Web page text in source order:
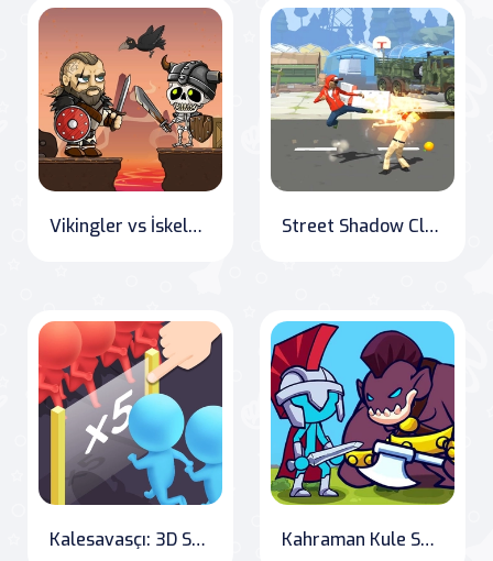
Vikingler vs İskeletler Street Shadow Classic Fighter
Kalesavasçı: 3D Savunma Oyunu Kahraman Kule Savaşları